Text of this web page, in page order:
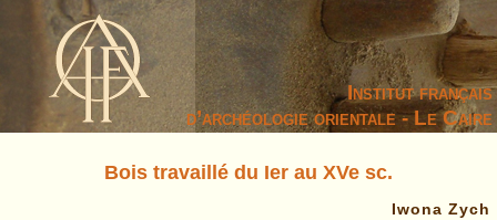
Institut français
d’archéologie orientale - Le Caire
Bois travaillé du Ier au XVe sc.
Iwona Zych